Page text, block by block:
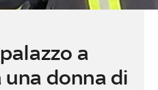
a
donna di